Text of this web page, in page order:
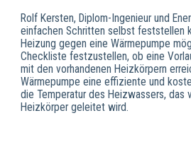
Rolf Kersten, Diplom-Ingenieur und
einfachen Schritten selbst feststellen
Heizung gegen eine Wärmepumpe
Checkliste festzustellen, ob eine
mit den vorhandenen Heizkörpern
Wärmepumpe eine effiziente und
die Temperatur des Heizwassers, das
Heizkörper geleitet wird.